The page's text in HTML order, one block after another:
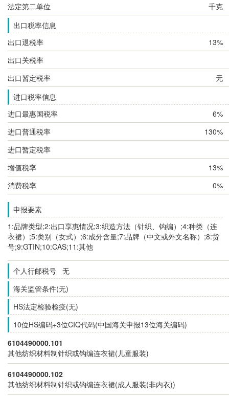
法定第二单位
千克
出口税率信息
出口退税率
13%
出口关税率
出口暂定税率
无
进口税率信息
进口最惠国税率
6%
进口普通税率
130%
进口暂定税率
增值税率
13%
消费税率
0%
申报要素
1:品牌类型;2:出口享惠情况;3:织造方法（针织、钩编）;4:种类（连
衣裙）;5:类别（女式）;6:成分含量;7:品牌（中文或外文名称）;8:货
号;9:GTIN;10:CAS;11:其他
个人行邮税号 无
海关监管条件(无)
HS法定检验检疫(无)
10位HS编码+3位CIQ代码(中国海关申报13位海关编码)
6104490000.101
其他纺织材料制针织或钩编连衣裙(儿童服装)
6104490000.102
其他纺织材料制针织或钩编连衣裙(成人服装(非内衣))